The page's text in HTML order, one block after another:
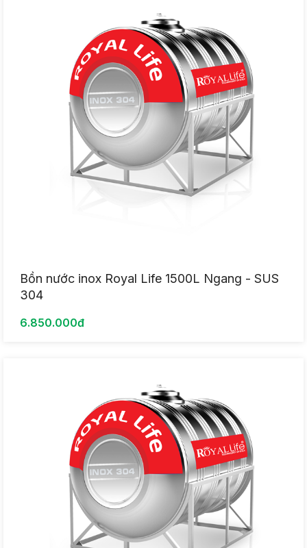
Bồn nước inox Royal Life 1500L Ngang - SUS
304
6.850.000đ